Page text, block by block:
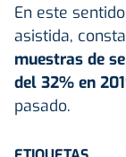
En este
asistida,
muestras de
del 32% en
pasado.